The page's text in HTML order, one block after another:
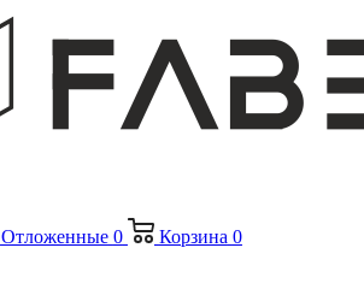
Отложенные 0 Корзина 0